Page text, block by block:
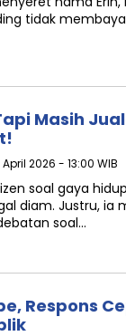
tidak
Masih
April 2026 - 13:00 WIB
soal gaya
diam. Justru, ia
soal…
Respons